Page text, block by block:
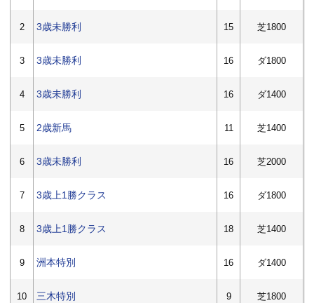
2 3歳未勝利 15 芝1800
3 3歳未勝利 16 ダ1800
4 3歳未勝利 16 ダ1400
5 2歳新馬 11 芝1400
6 3歳未勝利 16 芝2000
7 3歳上1勝クラス 16 ダ1800
8 3歳上1勝クラス 18 芝1400
9 洲本特別 16 ダ1400
10 三木特別 9 芝1800